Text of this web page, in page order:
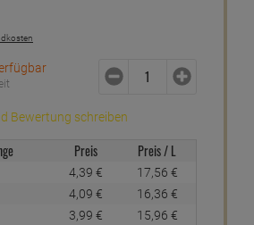
Bewertung schreiben
Preis Preis / L
4, 39 € 17, 56 €
4, 09 € 16, 36 €
3, 99 € 15, 96 €